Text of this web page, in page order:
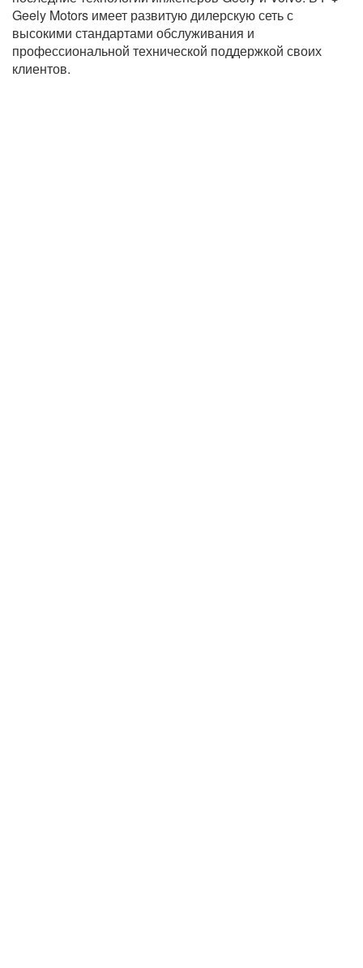
Geely Motors имеет развитую дилерскую сеть с
высокими стандартами обслуживания и
профессиональной технической поддержкой своих
клиентов.